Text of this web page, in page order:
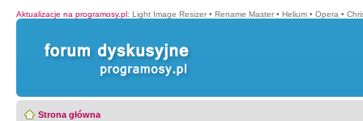
Aktualizacje na programosy.pl: Light Image Resizer • Rename Master • Helium • Opera •
Strona główna